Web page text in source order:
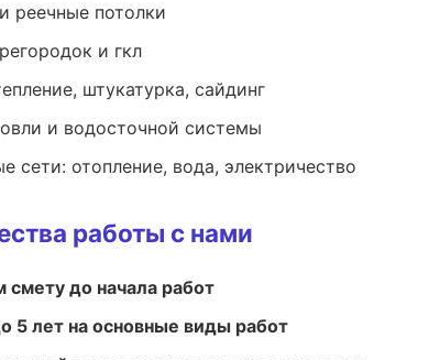
реечные потолки
и гкл
штукатурка, сайдинг
и водосточной системы
сети: отопление, вода, электричество
работы с нами
смету до начала работ
5 лет на основные виды работ